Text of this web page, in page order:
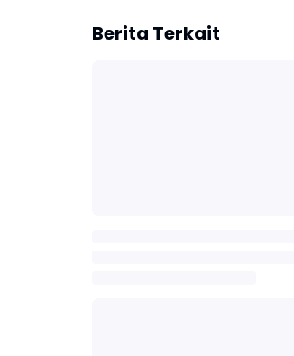
Berita Terkait